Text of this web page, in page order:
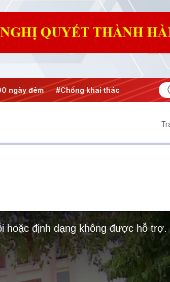
ngày đêm #Chống khai thác IUU #Căng
hoặc định dạng không được hỗ trợ.